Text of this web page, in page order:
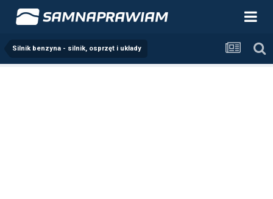
Silnik benzyna - silnik, osprzęt i układy